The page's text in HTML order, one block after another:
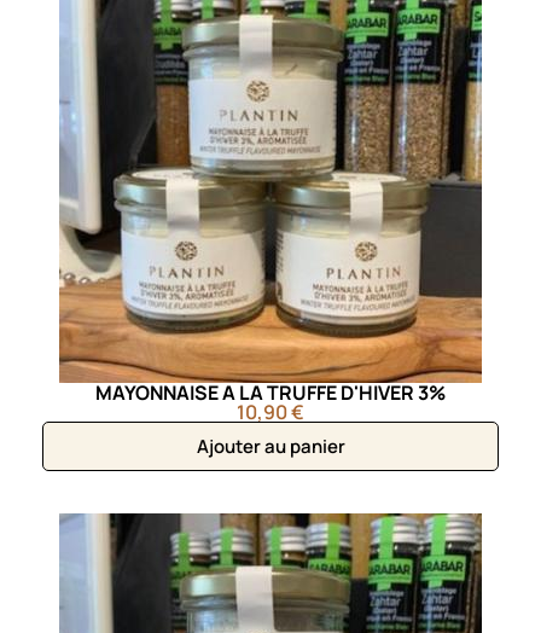
MAYONNAISE A LA TRUFFE D'HIVER 3%
10,90 €
Ajouter au panier